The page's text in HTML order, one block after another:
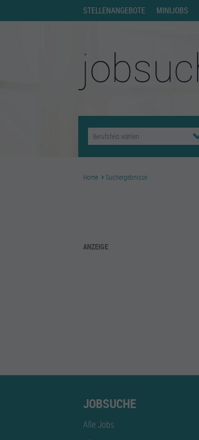
STELLENANGEBOTE MINIJOBS
Home Suchergebnisse
ANZEIGE
JOBSUCHE
Alle Jobs